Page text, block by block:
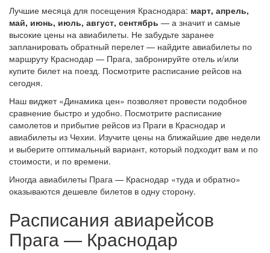
Лучшие месяца для посещения Краснодара: март, апрель,
май, июнь, июль, август, сентябрь — а значит и самые
высокие цены на авиабилеты. Не забудьте заранее
запланировать обратный перелет — найдите авиабилеты по
маршруту Краснодар — Прага, забронируйте отель и/или
купите билет на поезд. Посмотрите расписание рейсов на
сегодня.
Наш виджет «Динамика цен» позволяет провести подобное
сравнение быстро и удобно. Посмотрите расписание
самолетов и прибытие рейсов из Праги в Краснодар и
авиабилеты из Чехии. Изучите цены на ближайшие две недели
и выберите оптимальный вариант, который подходит вам и по
стоимости, и по времени.
Иногда авиабилеты Прага — Краснодар «туда и обратно»
оказываются дешевле билетов в одну сторону.
Расписания авиарейсов
Прага — Краснодар